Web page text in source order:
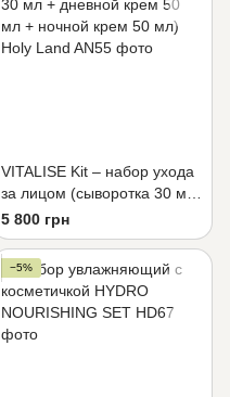
VITALISE Kit – набор ухода
за лицом (сыворотка 30 мл
+ дневной крем 50 мл +
ночной крем 50 мл) Holy
Land
5 800 грн
−5%